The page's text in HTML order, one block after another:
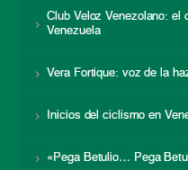
Club Veloz Venezolano:
Venezuela
Vera Fortique: voz de la
Inicios del ciclismo en
«Pega Betulio… Pega